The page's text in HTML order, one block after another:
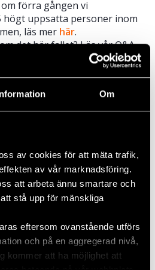
Om
av cookies för att mäta trafik,
av vår marknadsföring.
att arbeta ännu smartare och
stå upp för mänskliga
eftersom ovanstående utförs
och på en aggregerad nivå,
kommer att ha möjlighet att
förra gången vi
högt uppsatta personer inom
läs mer här.
det här fallet? Läs vår Q&A
och på
till svars!
i Syrien har begått
mänskligheten. Hjälp oss
100 kronor till 900 12 98.